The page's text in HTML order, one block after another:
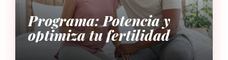
Programa: Potencia y
optimiza tu fertilidad